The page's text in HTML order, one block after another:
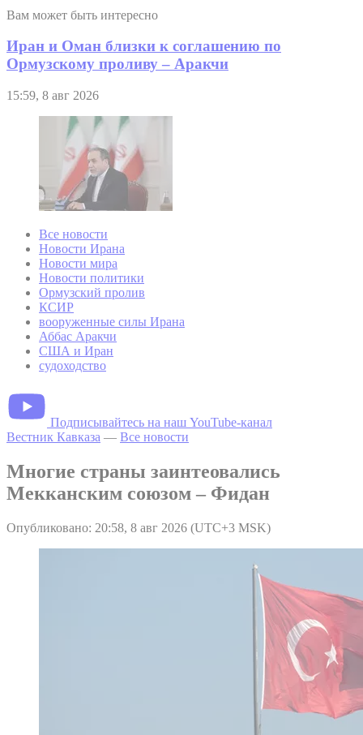
Вам может быть интересно
Иран и Оман близки к соглашению по
Ормузскому проливу – Аракчи
15:59, 8 авг 2026
Все новости
Новости Ирана
Новости мира
Новости политики
Ормузский пролив
КСИР
вооруженные силы Ирана
Аббас Аракчи
США и Иран
судоходство
Подписывайтесь на наш YouTube-канал
Вестник Кавказа — Все новости
Многие страны заинтеовались
Мекканским союзом – Фидан
Опубликовано: 20:58, 8 авг 2026 (UTC+3 MSK)